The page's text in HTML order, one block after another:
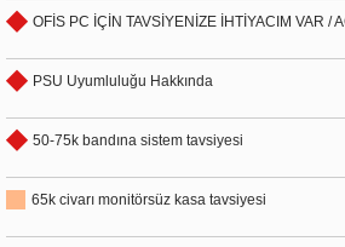
OFİS PC İÇİN TAVSİYENİZE İHTİYACIM VAR /
PSU Uyumluluğu Hakkında
50-75k bandına sistem tavsiyesi
65k civarı monitörsüz kasa tavsiyesi